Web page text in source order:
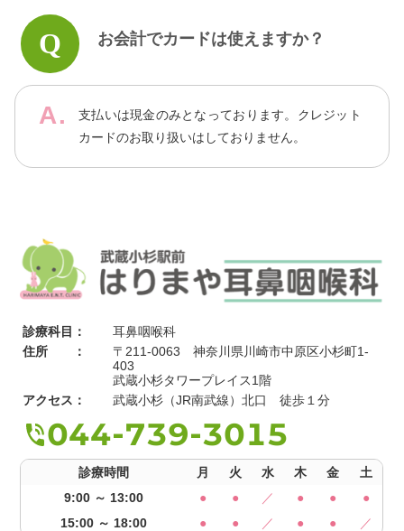
お会計でカードは使えますか？
支払いは現金のみとなっております。クレジット
カードのお取り扱いはしておりません。
診療科目：
耳鼻咽喉科
住所 ：
〒211-0063 神奈川県川崎市中原区小杉町1-
403
武蔵小杉タワープレイス1階
アクセス：
武蔵小杉（JR南武線）北口 徒歩１分
044-739-3015
診療時間 月 火 水 木 金
土
9:00 ～ 13:00
● ● ／ ● ●
●
15:00 ～ 18:00
● ● ／ ● ●
／